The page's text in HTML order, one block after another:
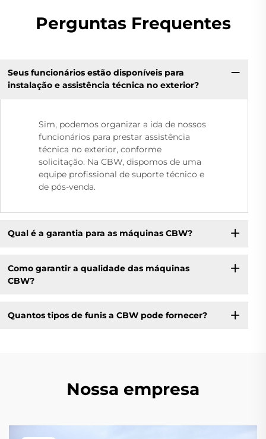
Perguntas Frequentes
Seus funcionários estão disponíveis para
instalação e assistência técnica no exterior?
Sim, podemos organizar a ida de nossos
funcionários para prestar assistência
técnica no exterior, conforme
solicitação. Na CBW, dispomos de uma
equipe profissional de suporte técnico e
de pós-venda.
Qual é a garantia para as máquinas CBW?
Como garantir a qualidade das máquinas
CBW?
Quantos tipos de funis a CBW pode fornecer?
Nossa empresa